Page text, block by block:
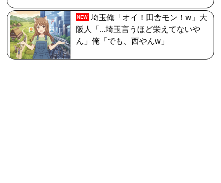
NEW 埼玉俺「オイ！田舎モン！w」大
阪人「...埼玉言うほど栄えてないや
ん」俺「でも、西やんw」